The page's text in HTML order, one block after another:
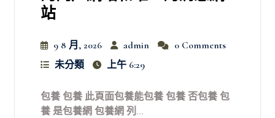
站
9 8 月, 2026 admin
0 Comments
未分類
上午 6:29
包養 包養 此頁面包養能包養 包養 否包養 包
養 是包養網 包養網 列...